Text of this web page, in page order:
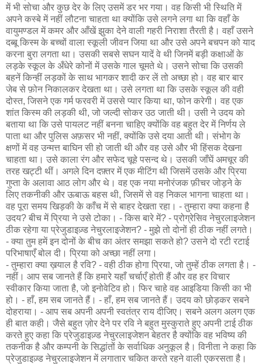
में भी सोचा और कुछ देर के लिए उसमें डर भर गया। वह किसी भी स्थिति में
अपने कस्बे में नहीं लौटना चाहता था क्योंकि उसे लगने लगा था कि वहाँ के
वायुमण्डल में कमर और आँखें झुका देने वाली गहरी निराशा तैरती है। वहाँ उसने
दब्बू किस्म के बच्चों वाला स्कूली जीवन जिया था और उसे अपने बचपन को याद
करना बुरा लगता था। उसकी सबसे सघन यादें वे थी जिनमें बड़ी कक्षाओं के
लड़के स्कूल के अँधेरे कोनों में उसके गाल चूमते थे। उसने सोचा कि उसकी
बहनें किन्हीं लड़कों के साथ भागकर शादी कर लें तो अच्छा हो। वह बार बार
जेब से फ़ोन निकालकर देखता था। उसे लगता था कि उसके स्कूल की वही
दोस्त, जिसने एक गर्म फरवरी में उससे प्यार किया था, फोन करेगी। वह एक
शांत किस्म की लड़की थी, जो जल्दी सोकर उठ जाती थी। उसी ने उदय को
बताया था कि उसे पायलट नहीं बनना चाहिए क्योंकि वह बहुत देर में निर्णय ले
पाता था और पुलिस अफ़सर भी नहीं, क्योंकि उसे दया आती थी। संभोग के
क्षणों में वह उन्मत्त बाघिन सी हो जाती थी और वह उसे और भी हिंसक देखना
चाहता था। उसे काला रंग और सफेद चूहे पसन्द थे। उसकी जाँघें अमचूर की
तरह खट्टी थीं। अगले दिन दफ़्तर में एक मीटिंग थी जिसमें उसके और प्रिया
गुप्ता के अलावा आठ लोग और थे। वह एक नया मनोरंजक फ़ीचर जोड़ने के
लिए तकनीकी और ऊबाऊ बहस थी, जिसमें से वह निकल भागना चाहता था।
वह पूरा समय खिड़की के काँच में से बाहर देखता रहा। - तुम्हारा क्या कहना है
उदय? बीच में प्रिया ने उसे टोका। - किस बारे में? - प्रोग्रेसिव नेचुरलाइजेशन
ठीक रहेगा या प्रेजुडाइज़्ड नेचुरलाइजेशन? - मुझे तो दोनों ही ठीक नहीं लगते।
- क्या तुम हमें इन दोनों के बीच का अंतर समझा सकते हो? उसने दो रटी रटाई
परिभाषाएँ बोल दी। प्रिया को अच्छा नहीं लगा।
- तुम्हारा क्या ख़याल है रवि? - वही ठीक होगा प्रिया, जो तुम्हें ठीक लगता है। -
नहीं। आप सब जानते हैं कि हमारे यहाँ चर्चाएँ होती हैं और वह हर विचार
स्वीकार किया जाता है, जो इनोवेटिव हो। फिर चाहे वह आइडिया किसी का भी
हो। - हाँ, हम सब जानते हैं। - हाँ, हम सब जानते हैं। उदय को छोड़कर सबने
दोहराया। - आप सब अपनी अपनी स्वतंत्र राय दीजिए। सबने अलग अलग एक
ही बात कही। जैसे बहुत ज़ोर देने पर रवि ने बहुत मुस्कुराते हुए अपनी टाई ठीक
करते हुए कहा कि प्रेजुडाइज़्ड नेचुरलाइजेशन बेहतर है क्योंकि वह भविष्य की
तकनीक है और कम्पनी के सिद्धांतों के सर्वाधिक अनुकूल है। विनीता ने कहा कि
प्रेजुडाइज़्ड नेचुरलाइजेशन में लगातार चकित करते रहने वाली एकरसता है।